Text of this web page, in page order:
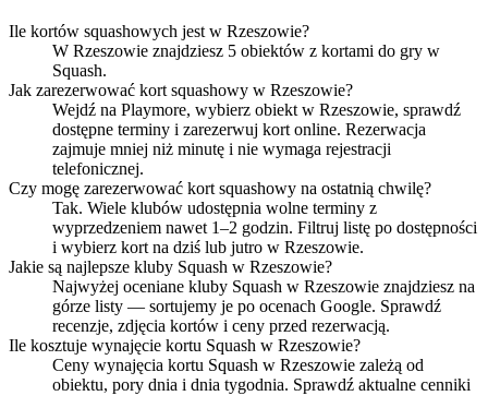
Ile kortów squashowych jest w Rzeszowie?
W Rzeszowie znajdziesz 5 obiektów z kortami do gry w
Squash.
Jak zarezerwować kort squashowy w Rzeszowie?
Wejdź na Playmore, wybierz obiekt w Rzeszowie, sprawdź
dostępne terminy i zarezerwuj kort online. Rezerwacja
zajmuje mniej niż minutę i nie wymaga rejestracji
telefonicznej.
Czy mogę zarezerwować kort squashowy na ostatnią chwilę?
Tak. Wiele klubów udostępnia wolne terminy z
wyprzedzeniem nawet 1–2 godzin. Filtruj listę po dostępności
i wybierz kort na dziś lub jutro w Rzeszowie.
Jakie są najlepsze kluby Squash w Rzeszowie?
Najwyżej oceniane kluby Squash w Rzeszowie znajdziesz na
górze listy — sortujemy je po ocenach Google. Sprawdź
recenzje, zdjęcia kortów i ceny przed rezerwacją.
Ile kosztuje wynajęcie kortu Squash w Rzeszowie?
Ceny wynajęcia kortu Squash w Rzeszowie zależą od
obiektu, pory dnia i dnia tygodnia. Sprawdź aktualne cenniki